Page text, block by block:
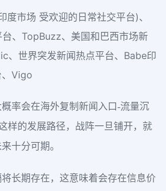
度市场 受欢迎的日常社交平台)、
、TopBuzz、美国和巴西市场新
、世界突发新闻热点平台、Babe印
、Vigo
率会在海外复制新闻入口-流量沉
样的发展路径，战阵一旦铺开，就
十分可期。
长期存在，这意味着会存在信息价